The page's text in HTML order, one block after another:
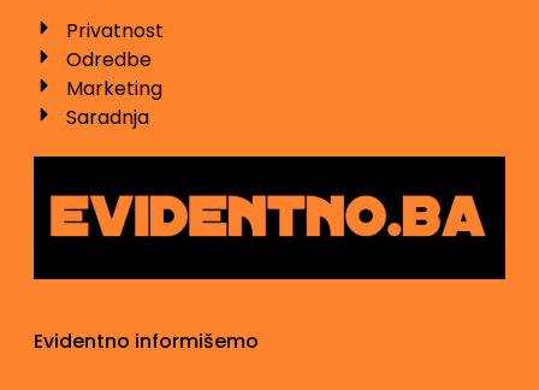
Privatnost
Odredbe
Marketing
Saradnja
Evidentno informišemo